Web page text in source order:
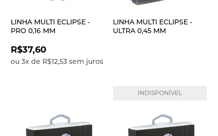
LINHA MULTI ECLIPSE -
PRO 0,16 MM
R$37,60
ou3x de R$12,53 sem juros
LINHA MULTI ECLIPSE -
ULTRA 0,45 MM
INDISPONÍVEL